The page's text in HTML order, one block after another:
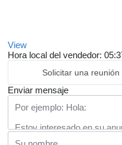
View
Hora local del vendedor:
Solicitar una reunión
Enviar mensaje